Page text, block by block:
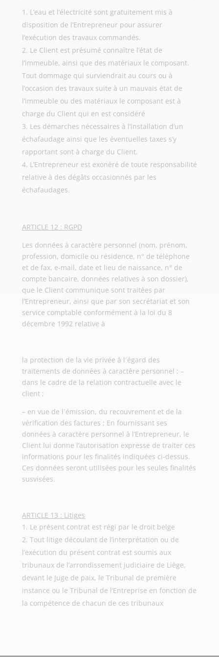
L’eau et l’électricité sont gratuitement mis à
disposition de l’Entrepreneur pour assurer
l’exécution des travaux commandés.
Le Client est présumé connaître l’état de
l’immeuble, ainsi que des matériaux le composant.
Tout dommage qui surviendrait au cours ou à
l’occasion des travaux suite à un mauvais état de
l’immeuble ou des matériaux le composant est à
charge du Client qui en est considéré
Les démarches nécessaires à l’installation d’un
échafaudage ainsi que les éventuelles taxes s’y
rapportant sont à charge du Client.
L’Entrepreneur est exonéré de toute responsabilité
relative à des dégâts occasionnés par les
échafaudages.
ARTICLE 12 : RGPD
Les données à caractère personnel (nom, prénom,
profession, domicile ou résidence, n° de téléphone
et de fax, e-mail, date et lieu de naissance, n° de
compte bancaire, données relatives à son dossier),
que le Client communique sont traitées par
l’Entrepreneur, ainsi que par son secrétariat et son
service comptable conformément à la loi du 8
décembre 1992 relative à
la protection de la vie privée à l´égard des
traitements de données à caractère personnel : –
dans le cadre de la relation contractuelle avec le
client ;
– en vue de l´émission, du recouvrement et de la
vérification des factures ; En fournissant ses
données à caractère personnel à l’Entrepreneur, le
Client lui donne l’autorisation expresse de traiter ces
informations pour les finalités indiquées ci-dessus.
Ces données seront utilisées pour les seules finalités
susvisées.
ARTICLE 13 : Litiges
Le présent contrat est régi par le droit belge
Tout litige découlant de l’interprétation ou de
l’exécution du présent contrat est soumis aux
tribunaux de l’arrondissement judiciaire de Liège,
devant le Juge de paix, le Tribunal de première
instance ou le Tribunal de l’Entreprise en fonction de
la compétence de chacun de ces tribunaux